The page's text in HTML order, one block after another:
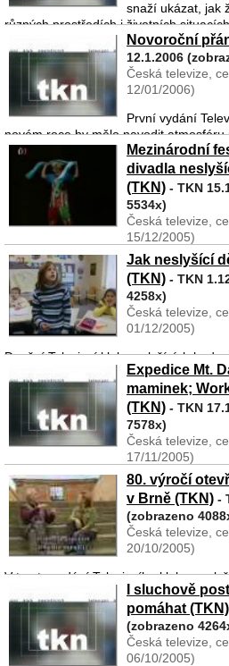
snaží ukázat, jak
různých prostředích i životních
kteří, ač osamělí, jsou soběstační a
Novoroční
12.1.2006
Česká televize,
12/01/2006)
První vydání
novém roce by mělo navodit
Proto jsou tématem splněná přání - ta
všechna spojuje jeden lidský sen,
Mezinárodní
divadla
(TKN) - TKN
5534x)
Česká televize,
15/12/2005)
Každé dva roky se koná v Brně
divadla neslyšících. Tento festival patří
moravské komunity sluchově
si samozřejmě nemůže nechat ujít ani
Jak neslyšící
(TKN) - TKN
4258x)
Česká televize,
01/12/2005)
Dnešní Televizní klub neslyšících bude
aktivitám sluchově postižených dětí a
říci, že tyto aktivity jsou u dnešních
V této souvislosti se hovo� ...
Expedice Mt.
maminek;
(TKN) - TKN
7578x)
Česká televize,
17/11/2005)
Tento díl TKN se bude věnovat třem
do období prázdnin. V létě se konala
5671 2005. Členové této expedice se
Íránu. A jejich cíl byl splněn. Na cestě ...
80. výročí
v Brně (TKN) -
(zobrazeno
Česká televize,
20/10/2005)
V tomto vydání Televizního klubu
Brna. Přijali jsme pozvání na oslavu
Přesně před 80 lety zde totiž byl
neslyšící. Bylo to v roce 1925 a dostal
I sluchově
pomáhat (TKN)
(zobrazeno
Česká televize,
06/10/2005)